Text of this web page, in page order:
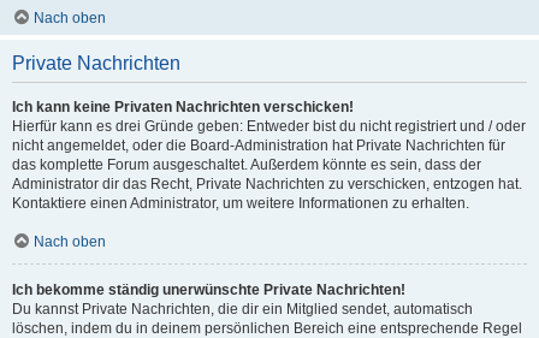
Nach oben
Private Nachrichten
Ich kann keine Privaten Nachrichten verschicken!
Hierfür kann es drei Gründe geben: Entweder bist du nicht registriert und / oder
nicht angemeldet, oder die Board-Administration hat Private Nachrichten für
das komplette Forum ausgeschaltet. Außerdem könnte es sein, dass der
Administrator dir das Recht, Private Nachrichten zu verschicken, entzogen hat.
Kontaktiere einen Administrator, um weitere Informationen zu erhalten.
Nach oben
Ich bekomme ständig unerwünschte Private Nachrichten!
Du kannst Private Nachrichten, die dir ein Mitglied sendet, automatisch
löschen, indem du in deinem persönlichen Bereich eine entsprechende Regel